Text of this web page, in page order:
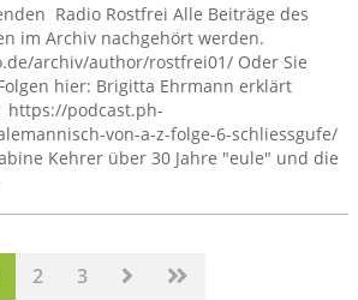
Radio Rostfrei Alle Beiträge des
im Archiv nachgehört werden.
archiv/author/rostfrei01/ Oder Sie
hier: Brigitta Ehrmann erklärt
https://podcast.ph-
von-a-z-folge-6-schliessgufe/
Kehrer über 30 Jahre "eule" und die
2 3 vor letzte